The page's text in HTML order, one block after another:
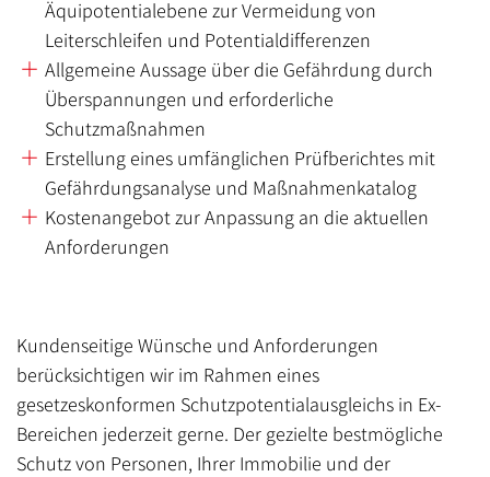
Äquipotentialebene zur Vermeidung von
Leiterschleifen und Potentialdifferenzen
Allgemeine Aussage über die Gefährdung durch
Überspannungen und erforderliche
Schutzmaßnahmen
Erstellung eines umfänglichen Prüfberichtes mit
Gefährdungsanalyse und Maßnahmenkatalog
Kostenangebot zur Anpassung an die aktuellen
Anforderungen
Kundenseitige Wünsche und Anforderungen
berücksichtigen wir im Rahmen eines
gesetzeskonformen Schutzpotentialausgleichs in Ex-
Bereichen jederzeit gerne. Der gezielte bestmögliche
Schutz von Personen, Ihrer Immobilie und der